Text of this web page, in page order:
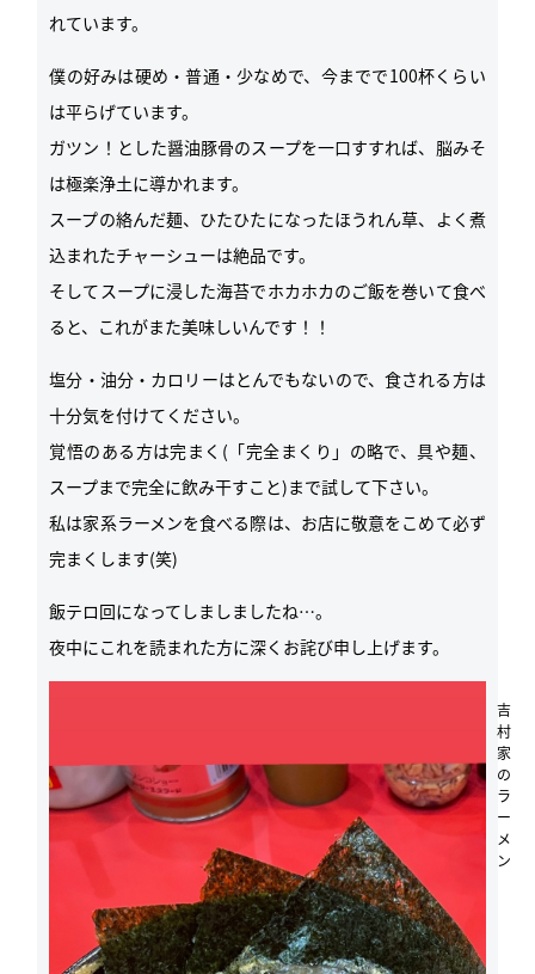
れています。
僕の好みは硬め・普通・少なめで、今までで100杯くらい
は平らげています。
ガツン！とした醤油豚骨のスープを一口すすれば、脳みそ
は極楽浄土に導かれます。
スープの絡んだ麺、ひたひたになったほうれん草、よく煮
込まれたチャーシューは絶品です。
そしてスープに浸した海苔でホカホカのご飯を巻いて食べ
ると、これがまた美味しいんです！！
塩分・油分・カロリーはとんでもないので、食される方は
十分気を付けてください。
覚悟のある方は完まく(「完全まくり」の略で、具や麺、
スープまで完全に飲み干すこと)まで試して下さい。
私は家系ラーメンを食べる際は、お店に敬意をこめて必ず
完まくします(笑)
飯テロ回になってしましましたね…。
夜中にこれを読まれた方に深くお詫び申し上げます。
吉
村
家
の
ラ
ー
メ
ン